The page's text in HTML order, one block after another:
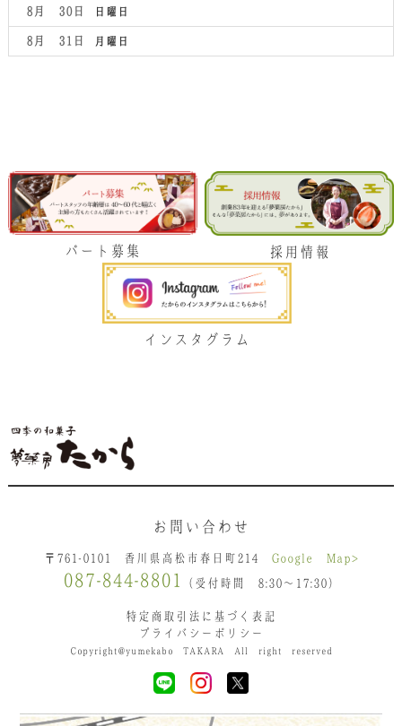
日曜日
8月 30
月曜日
8月 31
パート募集 採用情報
インスタグラム
お問い合わせ
〒761-0101 香川県高松市春日町214 Google Map>
087-844-8801 （受付時間 8:30〜17:30）
特定商取引法に基づく表記
プライバシーポリシー
Copyright@yumekabo TAKARA All right reserved